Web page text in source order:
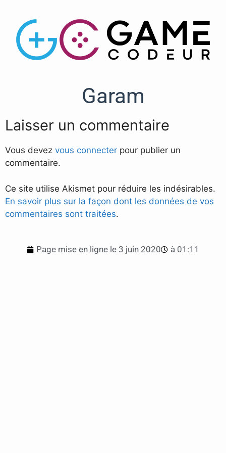
Garam
Laisser un commentaire
Vous devez vous connecter pour publier un
commentaire.
Ce site utilise Akismet pour réduire les indésirables.
En savoir plus sur la façon dont les données de vos
commentaires sont traitées.
Page mise en ligne le 3 juin 2020 à 01:11